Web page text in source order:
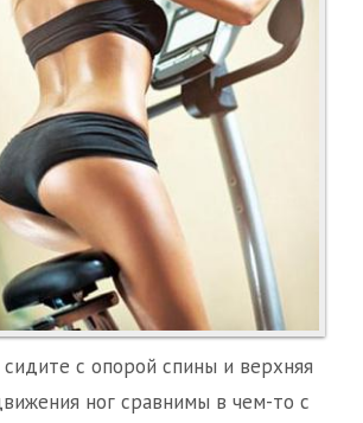
с опорой спины и верхняя
ног сравнимы в чем-то с